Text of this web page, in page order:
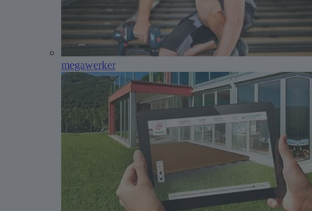
megawerker